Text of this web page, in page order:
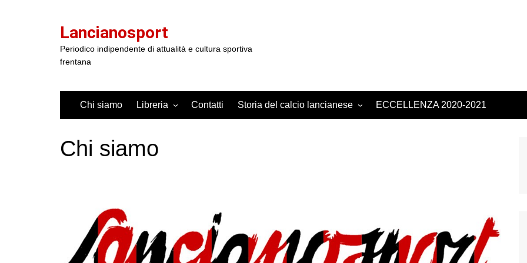
Lancianosport
Periodico indipendente di attualità e cultura sportiva
frentana
Chi siamo Libreria Contatti Storia del calcio lancianese ECCELLENZA 2020-2021
Chi siamo